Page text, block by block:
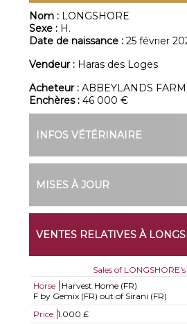
Nom : LONGSHORE
Sexe : H.
Date de naissance :25 février
Vendeur : Haras des Loges
Acheteur :ABBEYLANDS FARM
Enchères :46 000 €
INFOS VÉTÉRINAIRE
MISES À JOUR
VENTES RELATIVES À
Sales of
Horse
Harvest Home (FR)
F by Gemix (FR) out of Sirani (FR)
Price 1.000 £